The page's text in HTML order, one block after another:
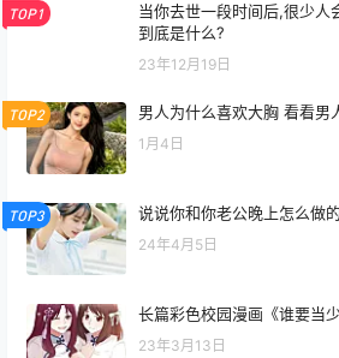
TOP1
当你去世一段时间后,很少人
到底是什么?
23年12月19日
TOP2 男人为什么喜欢大胸 看看男
1月4日
TOP3 说说你和你老公晚上怎么做
24年4月5日
长篇彩色校园漫画《谁要当少
23年3月13日